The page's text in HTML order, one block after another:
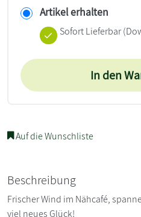
Artikel erhalten
Sofort Lieferbar
In den
Auf die Wunschliste
Beschreibung
Frischer Wind im Nähcafé,
viel neues Glück!